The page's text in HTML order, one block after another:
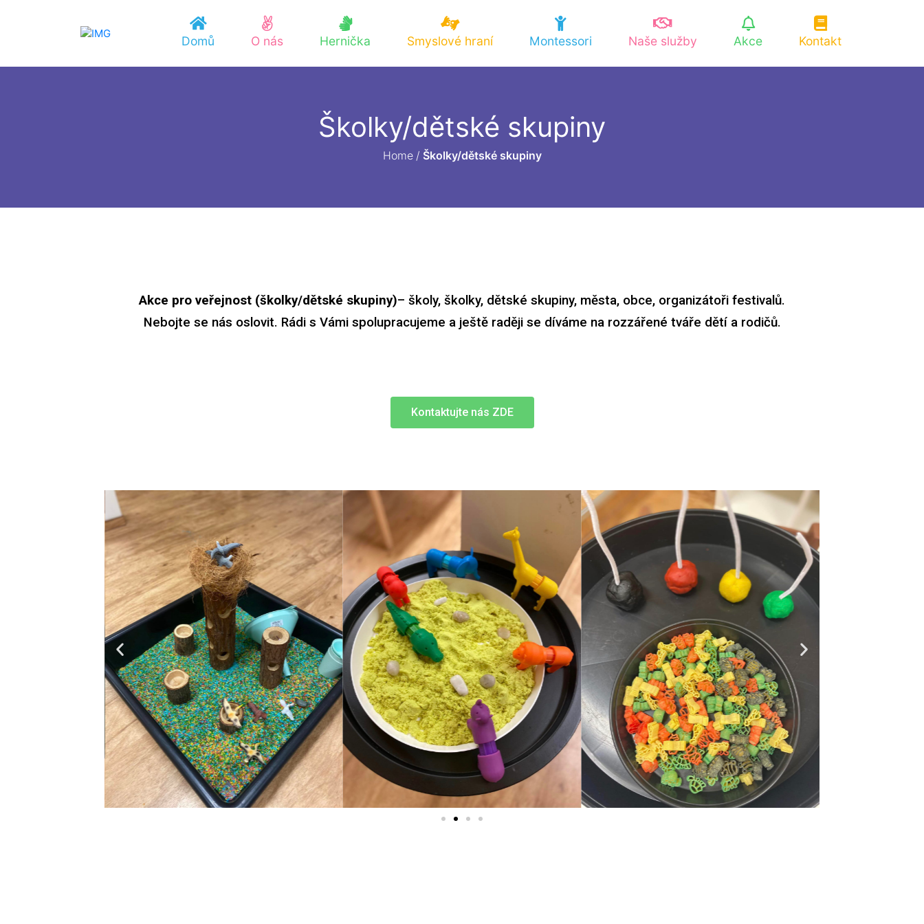
Domů O nás Hernička Smyslové hraní Montessori Naše služby Akce Kontakt
Školky/dětské skupiny
Home / Školky/dětské skupiny
Akce pro veřejnost (školky/dětské skupiny)– školy, školky, dětské skupiny, města, obce, organizátoři festivalů.
Nebojte se nás oslovit. Rádi s Vámi spolupracujeme a ještě raději se díváme na rozzářené tváře dětí a rodičů.
Kontaktujte nás ZDE